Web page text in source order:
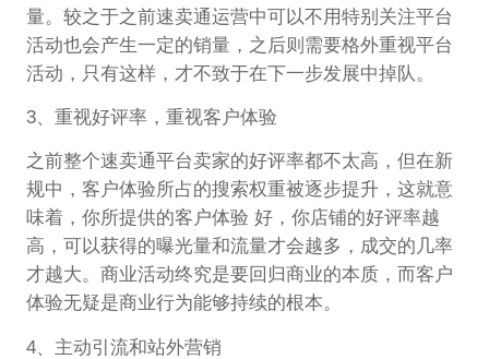
量。较之于之前速卖通运营中可以不用特别关注平台
活动也会产生一定的销量，之后则需要格外重视平台
活动，只有这样，才不致于在下一步发展中掉队。
3、重视好评率，重视客户体验
之前整个速卖通平台卖家的好评率都不太高，但在新
规中，客户体验所占的搜索权重被逐步提升，这就意
味着，你所提供的客户体验 好，你店铺的好评率越
高，可以获得的曝光量和流量才会越多，成交的几率
才越大。商业活动终究是要回归商业的本质，而客户
体验无疑是商业行为能够持续的根本。
4、主动引流和站外营销